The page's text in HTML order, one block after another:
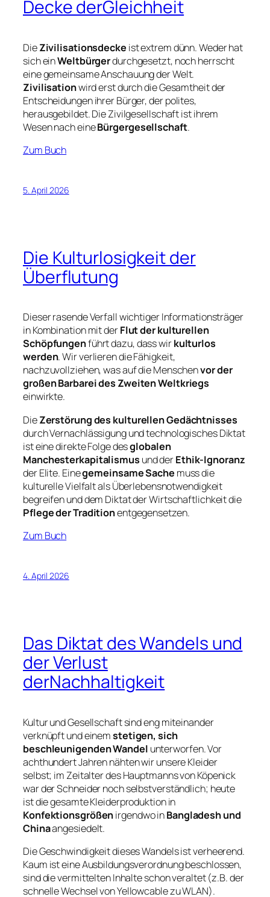
Decke derGleichheit
DieZivilisationsdecke ist extrem dünn. Weder hat
sich einWeltbürgerdurchgesetzt, noch herrscht
eine gemeinsame Anschauung der Welt.
Zivilisationwird erst durch die Gesamtheit der
Entscheidungen ihrer Bürger, derpolites,
herausgebildet. Die Zivilgesellschaft ist ihrem
Wesen nach eineBürgergesellschaft.
Zum Buch
5. April 2026
Die Kulturlosigkeit der
Überflutung
Dieser rasende Verfall wichtiger Informationsträger
in Kombination mit derFlut der kulturellen
Schöpfungenführt dazu, dass wirkulturlos
werden. Wir verlieren die Fähigkeit,
nachzuvollziehen, was auf die Menschenvor der
großen Barbarei des Zweiten Weltkriegs
einwirkte.
DieZerstörung des kulturellen Gedächtnisses
durch Vernachlässigung und technologisches Diktat
ist eine direkte Folge desglobalen
Manchesterkapitalismus und derEthik-Ignoranz
der Elite. Einegemeinsame Sache muss die
kulturelle Vielfalt als Überlebensnotwendigkeit
begreifen und dem Diktat der Wirtschaftlichkeit die
Pflege der Traditionentgegensetzen.
Zum Buch
4. April 2026
Das Diktat des Wandels und
der Verlust
derNachhaltigkeit
Kultur und Gesellschaft sind eng miteinander
verknüpft und einemstetigen, sich
beschleunigenden Wandel unterworfen. Vor
achthundert Jahren nähten wir unsere Kleider
selbst; im Zeitalter desHauptmanns von Köpenick
war der Schneider noch selbstverständlich; heute
ist die gesamte Kleiderproduktion in
Konfektionsgrößenirgendwo inBangladesh und
Chinaangesiedelt.
Die Geschwindigkeit dieses Wandels ist verheerend.
Kaum ist eine Ausbildungsverordnung beschlossen,
sind die vermittelten Inhalte schon veraltet (z.B. der
schnelle Wechsel von Yellowcable zu WLAN).